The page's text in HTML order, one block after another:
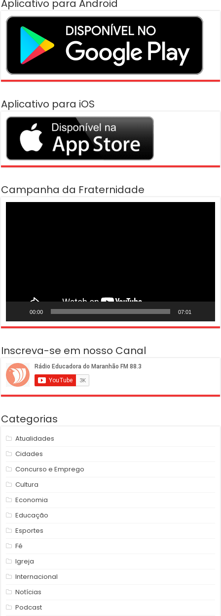
Aplicativo para Android
Aplicativo para iOS
Campanha da Fraternidade
00:00 07:01
Inscreva-se em nosso Canal
Categorias
Atualidades
Cidades
Concurso e Emprego
Cultura
Economia
Educação
Esportes
Fé
Igreja
Internacional
Notícias
Podcast